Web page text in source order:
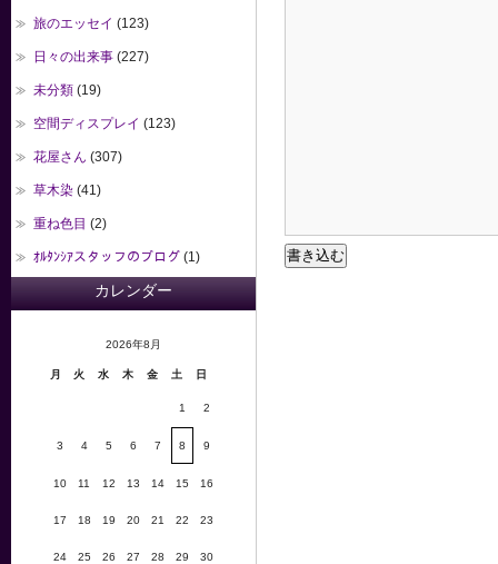
旅のエッセイ (123)
日々の出来事 (227)
未分類 (19)
空間ディスプレイ (123)
花屋さん (307)
草木染 (41)
重ね色目 (2)
ｵﾙﾀﾝｼｱスタッフのブログ (1)
カレンダー
2026年8月
月 火 水 木 金 土 日
1 2
3 4 5 6 7 8 9
10 11 12 13 14 15 16
17 18 19 20 21 22 23
24 25 26 27 28 29 30